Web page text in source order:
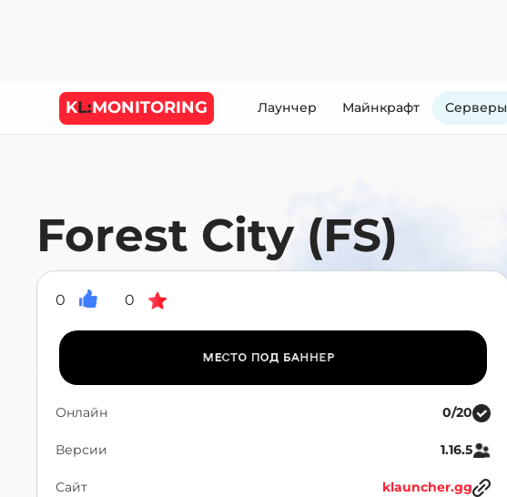
KL:MONITORING Лаунчер Майнкрафт Cерверы
Forest City (FS)
0 0
Онлайн 0/20
Версии 1.16.5
Сайт klauncher.gg